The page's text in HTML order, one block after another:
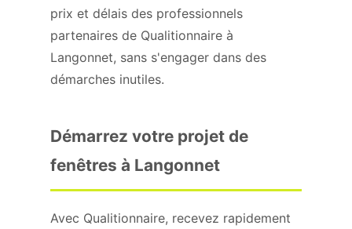
prix et délais des professionnels
partenaires de Qualitionnaire à
Langonnet, sans s'engager dans des
démarches inutiles.
Démarrez votre projet de
fenêtres à Langonnet
Avec Qualitionnaire, recevez rapidement